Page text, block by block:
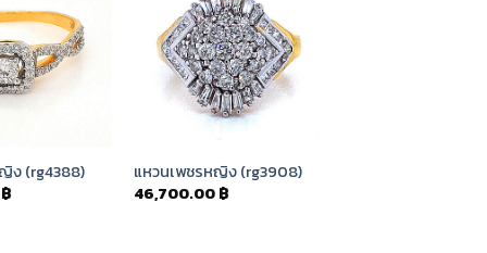
Add to
Wishlist
ง (rg4388)
฿
Add to
Wishlist
แหวนเพชรหญิง (rg3908)
46,700.00฿